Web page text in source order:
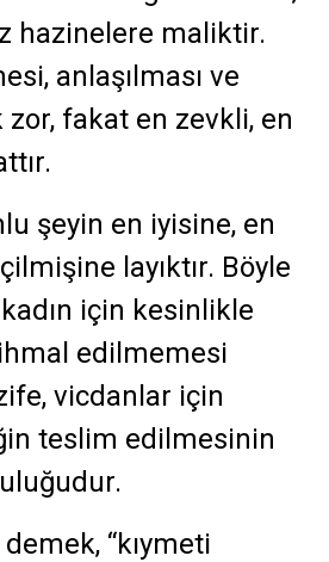
hazinelere maliktir.
anlaşılması ve
zor, fakat en zevkli, en
şeyin en iyisine, en
layıktır. Böyle
için kesinlikle
ihmal edilmemesi
vicdanlar için
teslim edilmesinin
demek, “kıymeti